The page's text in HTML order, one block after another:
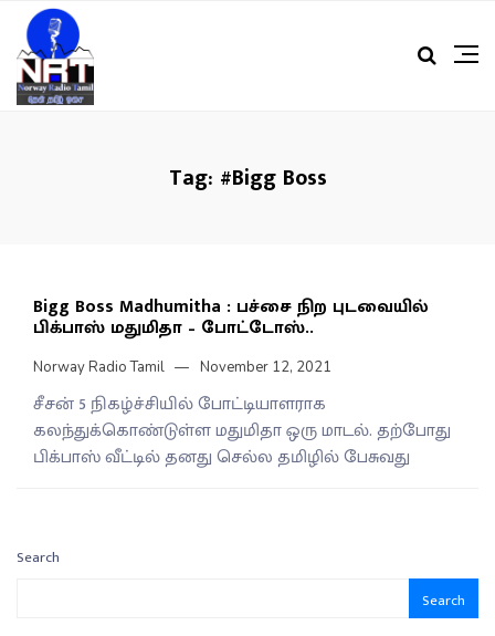
Tag: #Bigg Boss
Bigg Boss Madhumitha : பச்சை நிற புடவையில்
பிக்பாஸ் மதுமிதா – போட்டோஸ்..
Norway Radio Tamil November 12, 2021
சீசன் 5 நிகழ்ச்சியில் போட்டியாளராக
கலந்துக்கொண்டுள்ள மதுமிதா ஒரு மாடல். தற்போது
பிக்பாஸ் வீட்டில் தனது செல்ல தமிழில் பேசுவது
Search
Search